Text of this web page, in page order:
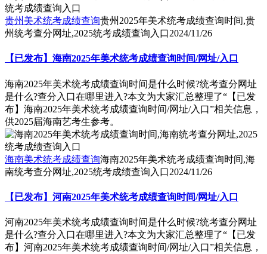
贵州美术统考成绩查询贵州2025年美术统考成绩查询时间,贵
州统考查分网址,2025统考成绩查询入口2024/11/26
【已发布】海南2025年美术统考成绩查询时间/网址/入口
海南2025年美术统考成绩查询时间是什么时候?统考查分网址
是什么?查分入口在哪里进入?本文为大家汇总整理了“【已发
布】海南2025年美术统考成绩查询时间/网址/入口”相关信息，
供2025届海南艺考生参考。
海南美术统考成绩查询海南2025年美术统考成绩查询时间,海
南统考查分网址,2025统考成绩查询入口2024/11/26
【已发布】河南2025年美术统考成绩查询时间/网址/入口
河南2025年美术统考成绩查询时间是什么时候?统考查分网址
是什么?查分入口在哪里进入?本文为大家汇总整理了“【已发
布】河南2025年美术统考成绩查询时间/网址/入口”相关信息，